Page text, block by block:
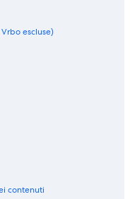
escluse)
contenuti